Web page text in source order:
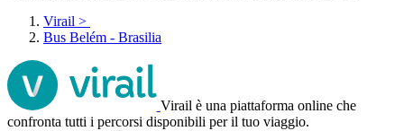
Virail >
Bus Belém - Brasilia
Virail è una piattaforma online che
confronta tutti i percorsi disponibili per il tuo viaggio.